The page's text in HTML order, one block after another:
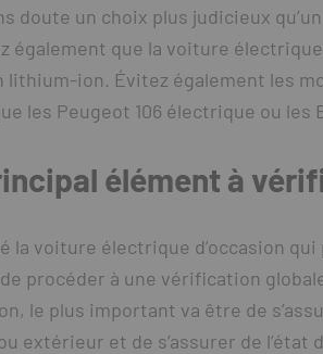
doute un choix plus judicieux
également que la voiture
lithium-ion. Évitez également les
les Peugeot 106 électrique ou les
élément à
la voiture électrique d’occasion
procéder à une vérification
le plus important va être de
extérieur et de s’assurer de l’état